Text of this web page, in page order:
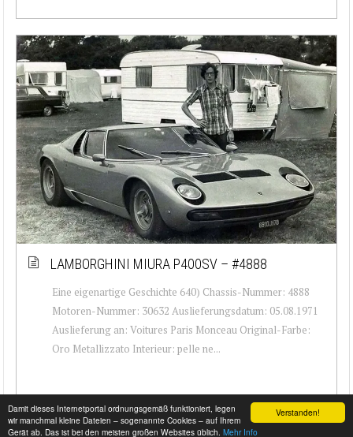
Verstanden!
Damit dieses Internetportal ordnungsgemäß funktioniert, legen
wir manchmal kleine Dateien – sogenannte Cookies – auf Ihrem
Gerät ab. Das ist bei den meisten großen Websites üblich. Mehr Info
LAMBORGHINI MIURA P400SV – #4888
Eine eigenartige Geschichte 640) Chassis-Nummer: 4888
Motoren-Nummer: 30632 Auslieferungsdatum: 05.08.1971
Auslieferung an: Voitures Paris Monceau Original-Farbe:
Oro Metallizzato Interieur: pelle ne...